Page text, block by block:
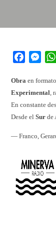
Facebook
Obra en
Experimental,
En constante
Desde elSur de
— Franco,